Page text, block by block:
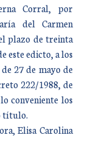
Corral, por
del Carmen
plazo de treinta
este edicto, a los
27 de mayo de
222/1988, de
conveniente los
título.
Elisa Carolina